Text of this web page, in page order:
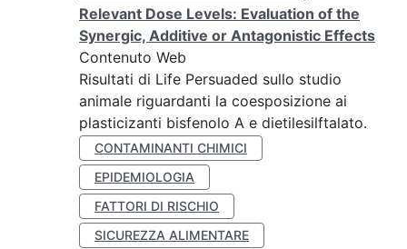
Relevant Dose Levels: Evaluation of the
Synergic, Additive or Antagonistic Effects
Contenuto Web
Risultati di Life Persuaded sullo studio
animale riguardanti la coesposizione ai
plasticizanti bisfenolo A e dietilesilftalato.
CONTAMINANTI CHIMICI
EPIDEMIOLOGIA
FATTORI DI RISCHIO
SICUREZZA ALIMENTARE